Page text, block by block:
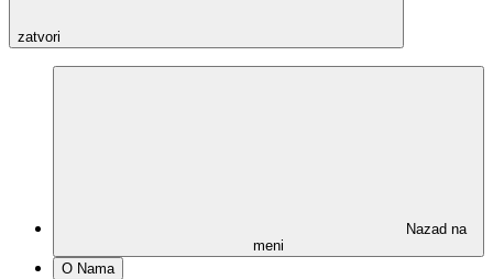
zatvori
Nazad na
meni
O Nama